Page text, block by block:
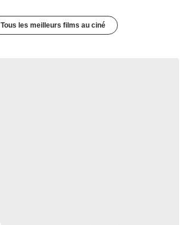
Tous les meilleurs films au ciné